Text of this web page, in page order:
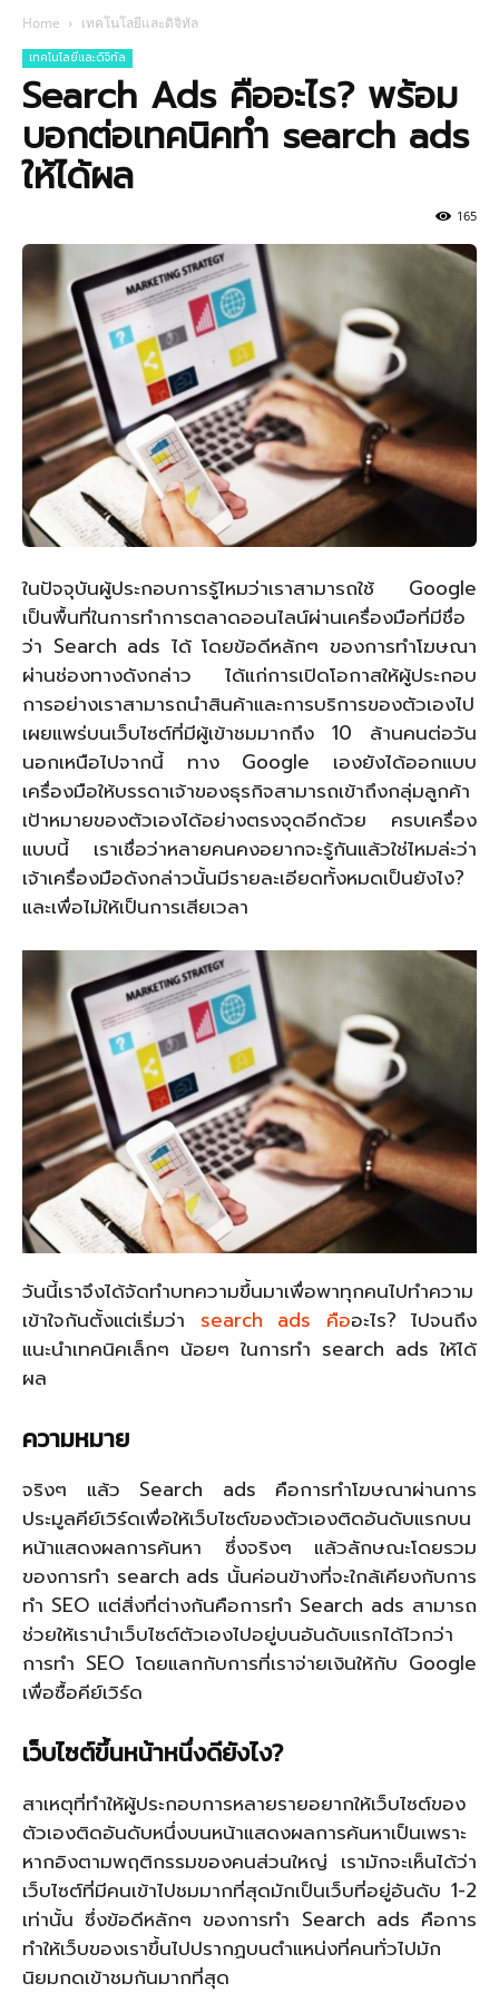
Home เทคโนโลยีและดิจิทัล
เทคโนโลยีและดิจิทัล
Search Ads คืออะไร? พร้อม
บอกต่อเทคนิคทำ search ads
ให้ได้ผล
165
ในปัจจุบันผู้ประกอบการรู้ไหมว่าเราสามารถใช้ Google
เป็นพื้นที่ในการทำการตลาดออนไลน์ผ่านเครื่องมือที่มีชื่อ
ว่า Search ads ได้ โดยข้อดีหลักๆ ของการทำโฆษณา
ผ่านช่องทางดังกล่าว ได้แก่การเปิดโอกาสให้ผู้ประกอบ
การอย่างเราสามารถนำสินค้าและการบริการของตัวเองไป
เผยแพร่บนเว็บไซต์ที่มีผู้เข้าชมมากถึง 10 ล้านคนต่อวัน
นอกเหนือไปจากนี้ ทาง Google เองยังได้ออกแบบ
เครื่องมือให้บรรดาเจ้าของธุรกิจสามารถเข้าถึงกลุ่มลูกค้า
เป้าหมายของตัวเองได้อย่างตรงจุดอีกด้วย ครบเครื่อง
แบบนี้ เราเชื่อว่าหลายคนคงอยากจะรู้กันแล้วใช่ไหมล่ะว่า
เจ้าเครื่องมือดังกล่าวนั้นมีรายละเอียดทั้งหมดเป็นยังไง?
และเพื่อไม่ให้เป็นการเสียเวลา
วันนี้เราจึงได้จัดทำบทความขึ้นมาเพื่อพาทุกคนไปทำความ
เข้าใจกันตั้งแต่เริ่มว่า search ads คืออะไร​? ไปจนถึง
แนะนำเทคนิคเล็กๆ น้อยๆ ในการทำ search ads ให้ได้
ผล
ความหมาย
จริงๆ แล้ว Search ads คือการทำโฆษณาผ่านการ
ประมูลคีย์เวิร์ดเพื่อให้เว็บไซต์ของตัวเองติดอันดับแรกบน
หน้าแสดงผลการค้นหา ซึ่งจริงๆ แล้วลักษณะโดยรวม
ของการทำ search ads นั้นค่อนข้างที่จะใกล้เคียงกับการ
ทำ SEO แต่สิ่งที่ต่างกันคือการทำ Search ads สามารถ
ช่วยให้เรานำเว็บไซต์ตัวเองไปอยู่บนอันดับแรกได้ไวกว่า
การทำ SEO โดยแลกกับการที่เราจ่ายเงินให้กับ Google
เพื่อซื้อคีย์เวิร์ด
เว็บไซต์ขึ้นหน้าหนึ่งดียังไง?
สาเหตุที่ทำให้ผู้ประกอบการหลายรายอยากให้เว็บไซต์ของ
ตัวเองติดอันดับหนึ่งบนหน้าแสดงผลการค้นหาเป็นเพราะ
หากอิงตามพฤติกรรมของคนส่วนใหญ่ เรามักจะเห็นได้ว่า
เว็บไซต์ที่มีคนเข้าไปชมมากที่สุดมักเป็นเว็บที่อยู่อันดับ 1-2
เท่านั้น ซึ่งข้อดีหลักๆ ของการทำ Search ads คือการ
ทำให้เว็บของเราขึ้นไปปรากฏบนตำแหน่งที่คนทั่วไปมัก
นิยมกดเข้าชมกันมากที่สุด